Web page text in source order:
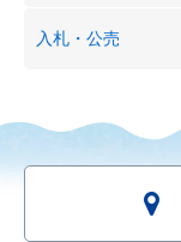
入札・公売